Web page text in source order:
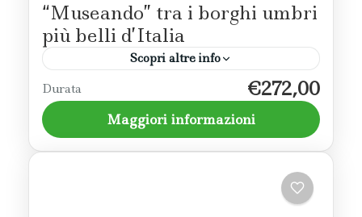
“Museando” tra i borghi umbri
più belli d’Italia
Scopri altre info
Un tour che permette di scoprire i borghi
umbri più significativi anche attraverso
l'esperienza dei propri musei che raccontano
la storia del territorio.
Durata €272,00
Maggiori informazioni